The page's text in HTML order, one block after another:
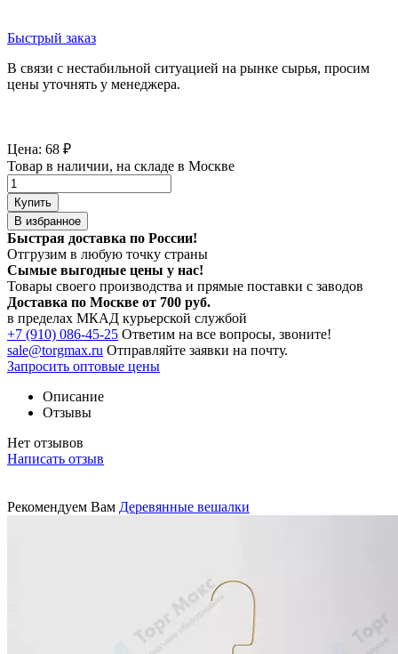
Быстрый заказ
В связи с нестабильной ситуацией на рынке сырья, просим
цены уточнять у менеджера.
Цена: 68 ₽
Товар в наличии, на складе в Москве
Купить
В избранное
Быстрая доставка по России!
Отгрузим в любую точку страны
Сымые выгодные цены у нас!
Товары своего производства и прямые поставки с заводов
Доставка по Москве от 700 руб.
в пределах МКАД курьерской службой
+7 (910) 086-45-25 Ответим на все вопросы, звоните!
sale@torgmax.ru Отправляйте заявки на почту.
Запросить оптовые цены
Описание
Отзывы
Нет отзывов
Написать отзыв
Рекомендуем Вам Деревянные вешалки